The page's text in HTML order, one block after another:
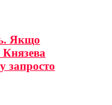
Якщо
запросто